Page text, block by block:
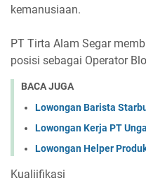
kemanusiaan.
PT Tirta Alam Segar
posisi sebagai Operator
BACA JUGA
Lowongan Barista
Lowongan Kerja PT
Lowongan Helper
Kualiifikasi